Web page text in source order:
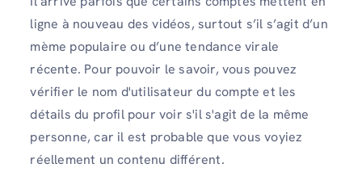
ligne à nouveau des vidéos, surtout s’il s’agit d’un
mème populaire ou d’une tendance virale
récente. Pour pouvoir le savoir, vous pouvez
vérifier le nom d'utilisateur du compte et les
détails du profil pour voir s'il s'agit de la même
personne, car il est probable que vous voyiez
réellement un contenu différent.